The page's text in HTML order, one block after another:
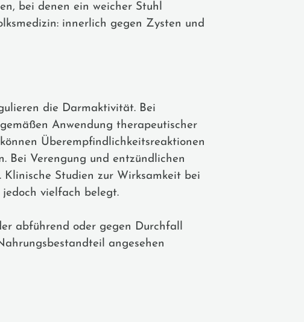
bei denen ein weicher Stuhl
innerlich gegen Zysten und
die Darmaktivität. Bei
Anwendung therapeutischer
Überempfindlichkeitsreaktionen
Bei Verengung und entzündlichen
Studien zur Wirksamkeit bei
vielfach belegt.
abführend oder gegen Durchfall
angesehen